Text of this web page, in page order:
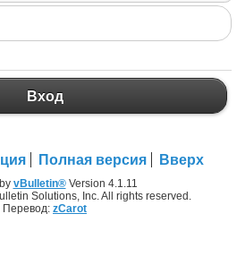
Вход
Полная версия Вверх
vBulletin®Version 4.1.11
Solutions, Inc. All rights reserved.
Перевод: zCarot